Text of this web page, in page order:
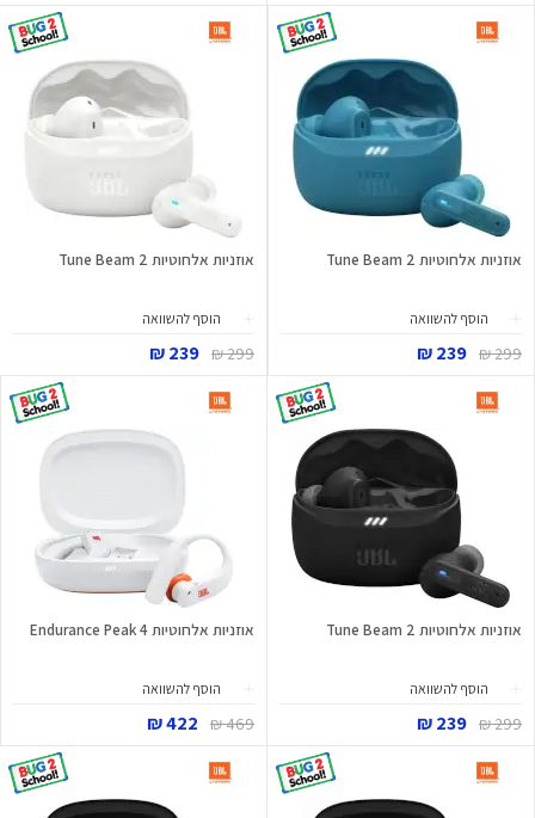
אוזניות אלחוטיות Tune Beam 2
הוסף להשוואה
299 ₪
239 ₪
אוזניות אלחוטיות Tune Beam 2
הוסף להשוואה
299 ₪
239 ₪
אוזניות אלחוטיות Tune Beam 2
הוסף להשוואה
299 ₪
239 ₪
אוזניות אלחוטיות Endurance Peak 4
הוסף להשוואה
469 ₪
422 ₪